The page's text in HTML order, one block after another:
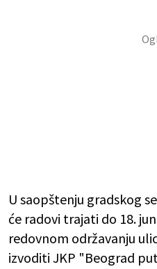
U saopštenju gradskog
će radovi trajati do 18.
redovnom održavanju
izvoditi JKP "Beograd